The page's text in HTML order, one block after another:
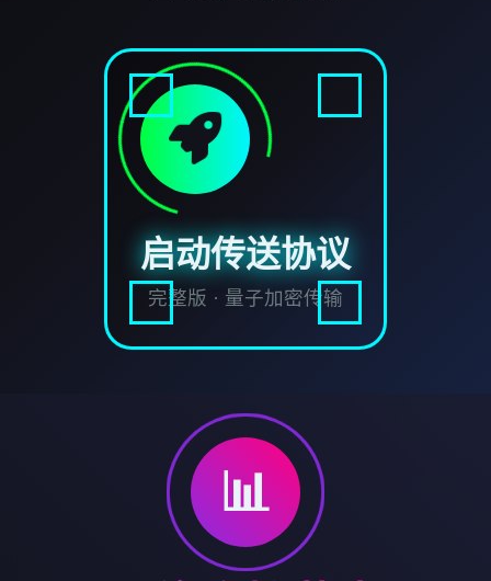
启动传送协议
完整版 · 量子加密传输
📊